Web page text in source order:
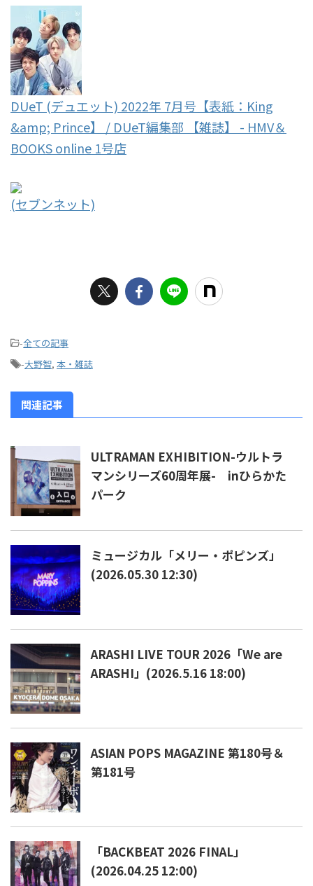
DUeT (デュエット) 2022年 7月号【表紙：King
&amp; Prince】 / DUeT編集部 【雑誌】 - HMV＆
BOOKS online 1号店
(セブンネット)
-全ての記事
-大野智, 本・雑誌
関連記事
ULTRAMAN EXHIBITION-ウルトラ
マンシリーズ60周年展- inひらかた
パーク
ミュージカル「メリー・ポピンズ」
(2026.05.30 12:30)
ARASHI LIVE TOUR 2026「We are
ARASHI」(2026.5.16 18:00)
ASIAN POPS MAGAZINE 第180号＆
第181号
「BACKBEAT 2026 FINAL」
(2026.04.25 12:00)